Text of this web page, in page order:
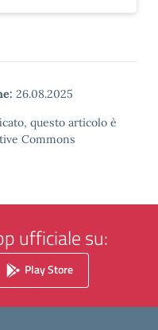
26.08.2025
questo articolo è
Commons
ufficiale su:
Play Store